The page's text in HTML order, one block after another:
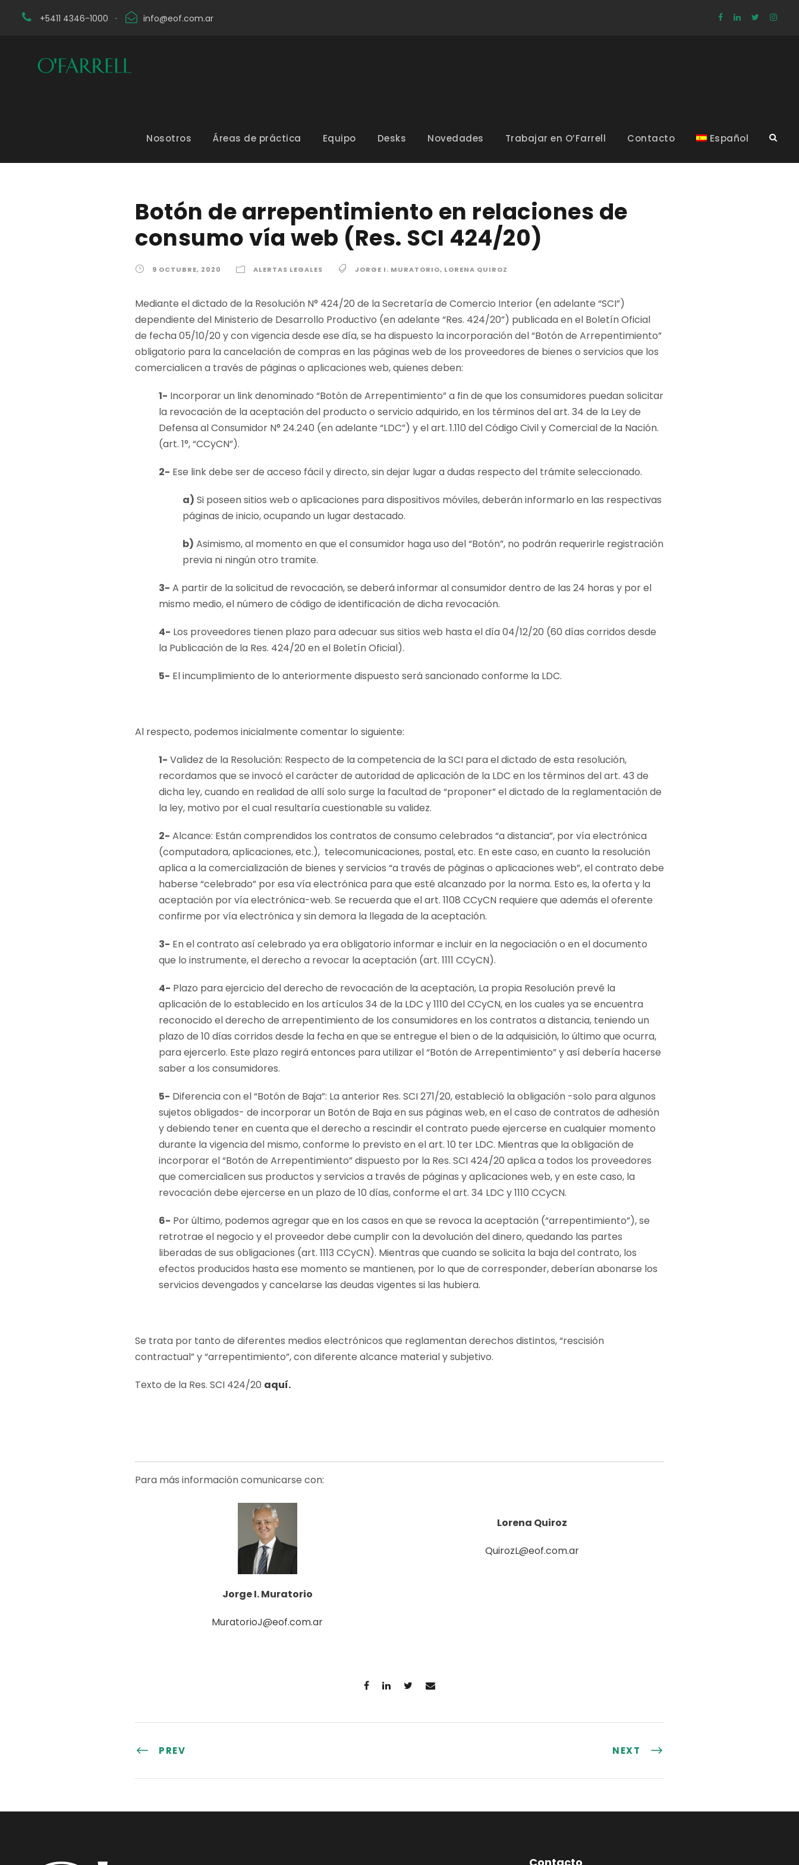
+5411 4346-1000 · info@eof.com.ar
Nosotros Áreas de práctica Equipo Desks Novedades Trabajar en O’Farrell Contacto Español
Botón de arrepentimiento en relaciones de
consumo vía web (Res. SCI 424/20)
9 OCTUBRE, 2020 ALERTAS LEGALES JORGE I. MURATORIO, LORENA QUIROZ
Mediante el dictado de la Resolución N° 424/20 de la Secretaría de Comercio Interior (en adelante “SCI”)
dependiente del Ministerio de Desarrollo Productivo (en adelante “Res. 424/20”) publicada en el Boletín Oficial
de fecha 05/10/20 y con vigencia desde ese día, se ha dispuesto la incorporación del “Botón de Arrepentimiento”
obligatorio para la cancelación de compras en las páginas web de los proveedores de bienes o servicios que los
comercialicen a través de páginas o aplicaciones web, quienes deben:
1- Incorporar un link denominado “Botón de Arrepentimiento” a fin de que los consumidores puedan solicitar
la revocación de la aceptación del producto o servicio adquirido, en los términos del art. 34 de la Ley de
Defensa al Consumidor N° 24.240 (en adelante “LDC”) y el art. 1.110 del Código Civil y Comercial de la Nación.
(art. 1°, “CCyCN”).
2- Ese link debe ser de acceso fácil y directo, sin dejar lugar a dudas respecto del trámite seleccionado.
a) Si poseen sitios web o aplicaciones para dispositivos móviles, deberán informarlo en las respectivas
páginas de inicio, ocupando un lugar destacado.
b) Asimismo, al momento en que el consumidor haga uso del “Botón”, no podrán requerirle registración
previa ni ningún otro tramite.
3- A partir de la solicitud de revocación, se deberá informar al consumidor dentro de las 24 horas y por el
mismo medio, el número de código de identificación de dicha revocación.
4- Los proveedores tienen plazo para adecuar sus sitios web hasta el día 04/12/20 (60 días corridos desde
la Publicación de la Res. 424/20 en el Boletín Oficial).
5- El incumplimiento de lo anteriormente dispuesto será sancionado conforme la LDC.
Al respecto, podemos inicialmente comentar lo siguiente:
1- Validez de la Resolución: Respecto de la competencia de la SCI para el dictado de esta resolución,
recordamos que se invocó el carácter de autoridad de aplicación de la LDC en los términos del art. 43 de
dicha ley, cuando en realidad de allí solo surge la facultad de “proponer” el dictado de la reglamentación de
la ley, motivo por el cual resultaría cuestionable su validez.
2- Alcance: Están comprendidos los contratos de consumo celebrados “a distancia”, por vía electrónica
(computadora, aplicaciones, etc.), telecomunicaciones, postal, etc. En este caso, en cuanto la resolución
aplica a la comercialización de bienes y servicios “a través de páginas o aplicaciones web”, el contrato debe
haberse “celebrado” por esa vía electrónica para que esté alcanzado por la norma. Esto es, la oferta y la
aceptación por vía electrónica-web. Se recuerda que el art. 1108 CCyCN requiere que además el oferente
confirme por vía electrónica y sin demora la llegada de la aceptación.
3- En el contrato así celebrado ya era obligatorio informar e incluir en la negociación o en el documento
que lo instrumente, el derecho a revocar la aceptación (art. 1111 CCyCN).
4- Plazo para ejercicio del derecho de revocación de la aceptación, La propia Resolución prevé la
aplicación de lo establecido en los artículos 34 de la LDC y 1110 del CCyCN, en los cuales ya se encuentra
reconocido el derecho de arrepentimiento de los consumidores en los contratos a distancia, teniendo un
plazo de 10 días corridos desde la fecha en que se entregue el bien o de la adquisición, lo último que ocurra,
para ejercerlo. Este plazo regirá entonces para utilizar el “Botón de Arrepentimiento” y así debería hacerse
saber a los consumidores.
5- Diferencia con el “Botón de Baja”: La anterior Res. SCI 271/20, estableció la obligación -solo para algunos
sujetos obligados- de incorporar un Botón de Baja en sus páginas web, en el caso de contratos de adhesión
y debiendo tener en cuenta que el derecho a rescindir el contrato puede ejercerse en cualquier momento
durante la vigencia del mismo, conforme lo previsto en el art. 10 ter LDC. Mientras que la obligación de
incorporar el “Botón de Arrepentimiento” dispuesto por la Res. SCI 424/20 aplica a todos los proveedores
que comercialicen sus productos y servicios a través de páginas y aplicaciones web, y en este caso, la
revocación debe ejercerse en un plazo de 10 días, conforme el art. 34 LDC y 1110 CCyCN.
6- Por último, podemos agregar que en los casos en que se revoca la aceptación (“arrepentimiento”), se
retrotrae el negocio y el proveedor debe cumplir con la devolución del dinero, quedando las partes
liberadas de sus obligaciones (art. 1113 CCyCN). Mientras que cuando se solicita la baja del contrato, los
efectos producidos hasta ese momento se mantienen, por lo que de corresponder, deberían abonarse los
servicios devengados y cancelarse las deudas vigentes si las hubiera.
Se trata por tanto de diferentes medios electrónicos que reglamentan derechos distintos, “rescisión
contractual” y “arrepentimiento”, con diferente alcance material y subjetivo.
Texto de la Res. SCI 424/20 aquí.
Para más información comunicarse con:
Jorge I. Muratorio
MuratorioJ@eof.com.ar
Lorena Quiroz
QuirozL@eof.com.ar
PREV NEXT